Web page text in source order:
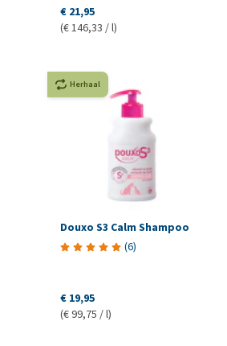
€ 21,95
(€ 146,33 / l)
Herhaal
Douxo S3 Calm Shampoo
(6)
€ 19,95
(€ 99,75 / l)